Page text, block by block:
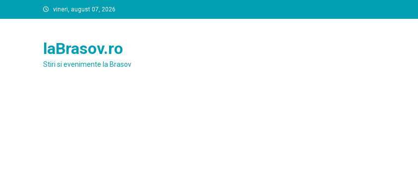
to
vineri, august 07, 2026
laBrasov.ro
Stiri si evenimente la Brasov